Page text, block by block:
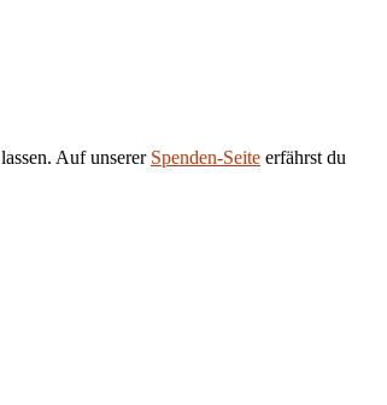
Auf unserer Spenden-Seite erfährst du